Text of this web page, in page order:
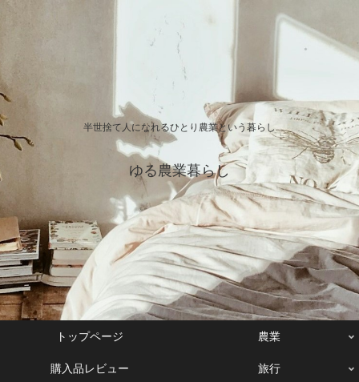
半世捨て人になれるひとり農業という暮らし
ゆる農業暮らし
トップページ 農業
購入品レビュー 旅行